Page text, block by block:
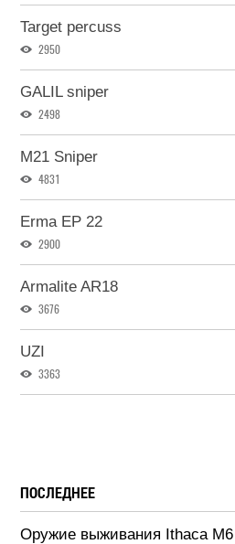
Target percuss
2950
GALIL sniper
2498
M21 Sniper
4831
Erma EP 22
2900
Armalite AR18
3676
UZI
3363
ПОСЛЕДНЕЕ
Оружие выживания Ithaca